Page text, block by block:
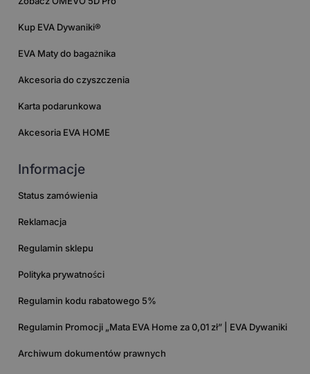
Kup EVA Dywaniki®
EVA Maty do bagażnika
Akcesoria do czyszczenia
Karta podarunkowa
Akcesoria EVA HOME
Informacje
Status zamówienia
Reklamacja
Regulamin sklepu
Polityka prywatności
Regulamin kodu rabatowego 5%
Regulamin Promocji „Mata EVA Home za 0,01 zł” | EVA Dywaniki
Archiwum dokumentów prawnych